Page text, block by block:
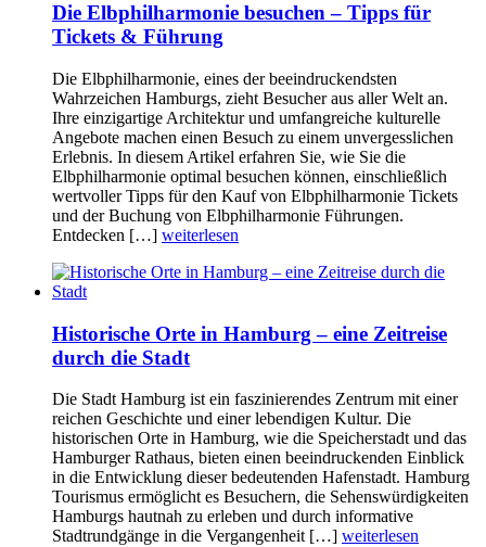
Die Elbphilharmonie besuchen – Tipps für
Tickets & Führung
Die Elbphilharmonie, eines der beeindruckendsten
Wahrzeichen Hamburgs, zieht Besucher aus aller Welt an.
Ihre einzigartige Architektur und umfangreiche kulturelle
Angebote machen einen Besuch zu einem unvergesslichen
Erlebnis. In diesem Artikel erfahren Sie, wie Sie die
Elbphilharmonie optimal besuchen können, einschließlich
wertvoller Tipps für den Kauf von Elbphilharmonie Tickets
und der Buchung von Elbphilharmonie Führungen.
Entdecken […] weiterlesen
Historische Orte in Hamburg – eine Zeitreise
durch die Stadt
Die Stadt Hamburg ist ein faszinierendes Zentrum mit einer
reichen Geschichte und einer lebendigen Kultur. Die
historischen Orte in Hamburg, wie die Speicherstadt und das
Hamburger Rathaus, bieten einen beeindruckenden Einblick
in die Entwicklung dieser bedeutenden Hafenstadt. Hamburg
Tourismus ermöglicht es Besuchern, die Sehenswürdigkeiten
Hamburgs hautnah zu erleben und durch informative
Stadtrundgänge in die Vergangenheit […] weiterlesen